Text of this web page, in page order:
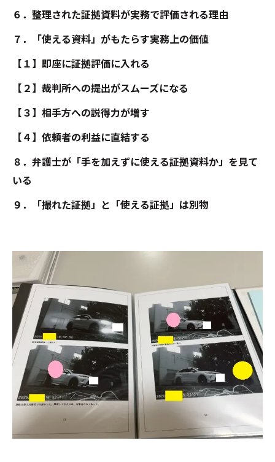
６．整理された証拠資料が実務で評価される理由
７．「使える資料」がもたらす実務上の価値
【１】即座に証拠評価に入れる
【２】裁判所への提出がスムーズになる
【３】相手方への説得力が増す
【４】依頼者の利益に直結する
８．弁護士が「手を加えずに使える証拠資料か」を見て
いる
９．「撮れた証拠」と「使える証拠」は別物